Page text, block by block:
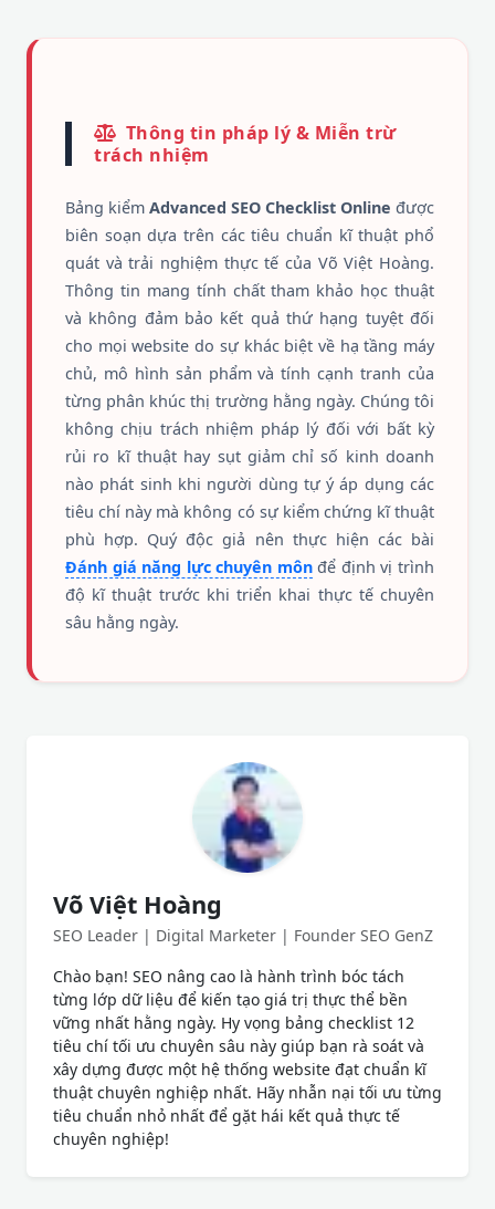
Thông tin pháp lý & Miễn trừ
trách nhiệm
Bảng kiểm Advanced SEO Checklist Online được
biên soạn dựa trên các tiêu chuẩn kĩ thuật phổ
quát và trải nghiệm thực tế của Võ Việt Hoàng.
Thông tin mang tính chất tham khảo học thuật
và không đảm bảo kết quả thứ hạng tuyệt đối
cho mọi website do sự khác biệt về hạ tầng máy
chủ, mô hình sản phẩm và tính cạnh tranh của
từng phân khúc thị trường hằng ngày. Chúng tôi
không chịu trách nhiệm pháp lý đối với bất kỳ
rủi ro kĩ thuật hay sụt giảm chỉ số kinh doanh
nào phát sinh khi người dùng tự ý áp dụng các
tiêu chí này mà không có sự kiểm chứng kĩ thuật
phù hợp. Quý độc giả nên thực hiện các bài
Đánh giá năng lực chuyên mônđể định vị trình
độ kĩ thuật trước khi triển khai thực tế chuyên
sâu hằng ngày.
Võ Việt Hoàng
SEO Leader | Digital Marketer | Founder SEO GenZ
Chào bạn! SEO nâng cao là hành trình bóc tách
từng lớp dữ liệu để kiến tạo giá trị thực thể bền
vững nhất hằng ngày. Hy vọng bảng checklist 12
tiêu chí tối ưu chuyên sâu này giúp bạn rà soát và
xây dựng được một hệ thống website đạt chuẩn kĩ
thuật chuyên nghiệp nhất. Hãy nhẫn nại tối ưu từng
tiêu chuẩn nhỏ nhất để gặt hái kết quả thực tế
chuyên nghiệp!